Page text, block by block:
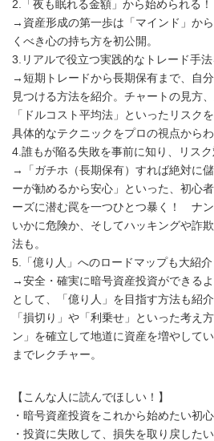
2.「夜も眠れる金額」から始められる！
→資産形成の第一歩は「マインド」か
くべき心の持ち方を初公開。
3.リアルで役立つ実践的なトレード手法
→短期トレードから長期保有まで、自
見つける方法を紹介。チャートの見方
「ドルコスト平均法」といったリスク
具体的なテクニックをプロの視点からわ
4.誰もが陥る失敗を事前に知り、リスク
→「ガチホ（長期保有）すれば絶対に
ーが勧めるから安心」といった、初心
ーズに潜む罠を一つひとつ暴く！ ナ
いかに危険か、そしてハッキングや詐
法も。
5.「億り人」へのロードマップも大紹介
→安全・確実に暗号資産投資ができる
として、「億り人」を目指す方法も紹
「損切り」や「利乗せ」といった考え
ン」を確立して地道に資産を増やして
までレクチャー。
【こんな人に読んでほしい！】
・暗号資産投資をこれから始めたい初
・投資に失敗して、損失を取り戻した